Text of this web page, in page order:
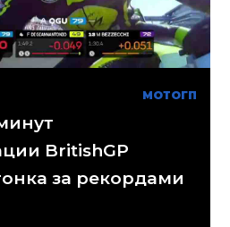
МОТОГП
BritishGP
за рекордами